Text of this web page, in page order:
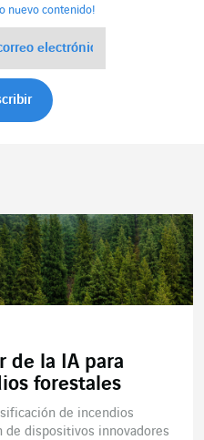
nuevo contenido!
de la IA para
forestales
de incendios
dispositivos innovadores